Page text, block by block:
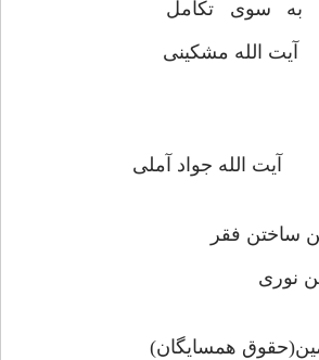
به سوی تکامل
مشکینی
تلاوت
جواد آملی
کن ساختن فقر
نوری
همسایگان)